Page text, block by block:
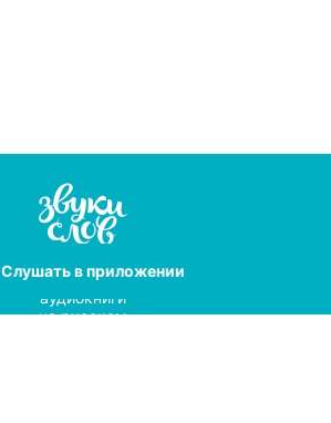
Слушатьв приложении
Лучшие
аудиокниги
на русском